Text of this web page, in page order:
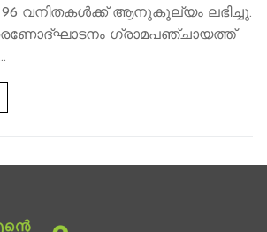
വനിതകള്‍ക്ക് ആനുകൂല്യം ലഭിച്ചു.
ഗ്രാമപഞ്ചായത്ത്